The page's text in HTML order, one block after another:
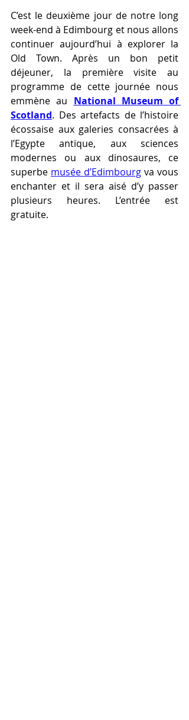
C’est le deuxième jour de notre long
week-end à Edimbourg et nous allons
continuer aujourd’hui à explorer la
Old Town. Après un bon petit
déjeuner, la première visite au
programme de cette journée nous
emmène au National Museum of
Scotland. Des artefacts de l’histoire
écossaise aux galeries consacrées à
l’Egypte antique, aux sciences
modernes ou aux dinosaures, ce
superbe musée d’Edimbourg va vous
enchanter et il sera aisé d’y passer
plusieurs heures. L’entrée est
gratuite.